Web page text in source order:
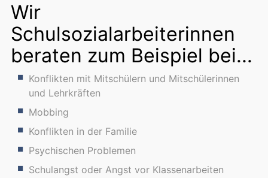
Wir
Schulsozialarbeiterinnen
beraten zum Beispiel bei...
Konflikten mit Mitschülern und Mitschülerinnen
und Lehrkräften
Mobbing
Konflikten in der Familie
Psychischen Problemen
Schulangst oder Angst vor Klassenarbeiten